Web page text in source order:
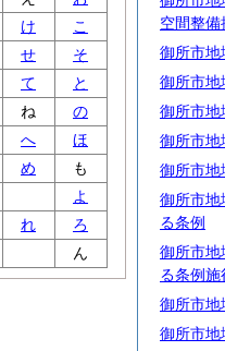
空間整備
御所市地
御所市地
御所市地
御所市地
御所市地
御所市地
る条例
御所市地
る条例施
御所市地
御所市地
け
こ
せ
そ
て
と
ね
の
へ
ほ
め
も
よ
れ
ろ
ん